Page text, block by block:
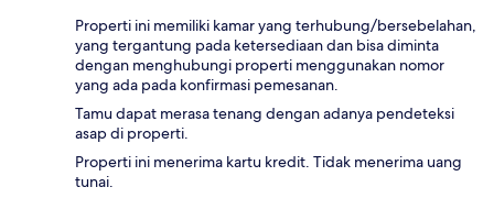
Properti ini memiliki kamar yang terhubung/bersebelahan,
yang tergantung pada ketersediaan dan bisa diminta
dengan menghubungi properti menggunakan nomor
yang ada pada konfirmasi pemesanan.
Tamu dapat merasa tenang dengan adanya pendeteksi
asap di properti.
Properti ini menerima kartu kredit. Tidak menerima uang
tunai.